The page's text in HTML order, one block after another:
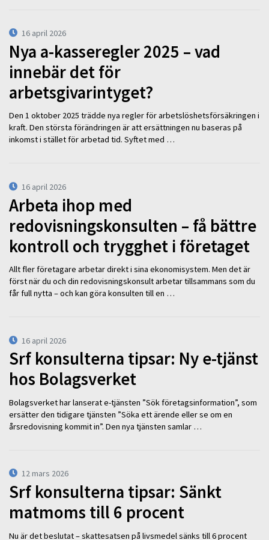
16 april 2026
Nya a-kasseregler 2025 – vad
innebär det för
arbetsgivarintyget?
Den 1 oktober 2025 trädde nya regler för arbetslöshetsförsäkringen i
kraft. Den största förändringen är att ersättningen nu baseras på
inkomst i stället för arbetad tid. Syftet med …
16 april 2026
Arbeta ihop med
redovisningskonsulten – få bättre
kontroll och trygghet i företaget
Allt fler företagare arbetar direkt i sina ekonomisystem. Men det är
först när du och din redovisningskonsult arbetar tillsammans som du
får full nytta – och kan göra konsulten till en …
16 april 2026
Srf konsulterna tipsar: Ny e-tjänst
hos Bolagsverket
Bolagsverket har lanserat e-tjänsten ”Sök företagsinformation”, som
ersätter den tidigare tjänsten ”Söka ett ärende eller se om en
årsredovisning kommit in”. Den nya tjänsten samlar …
12 mars 2026
Srf konsulterna tipsar: Sänkt
matmoms till 6 procent
Nu är det beslutat – skattesatsen på livsmedel sänks till 6 procent